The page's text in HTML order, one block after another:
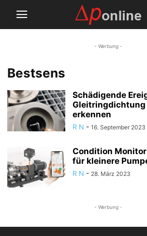
- Werbung -
Bestsens
Schädigende
erkennen
R N - 16. September 2023
Condition
für kleinere
R N - 28. März 2023
- Werbung -